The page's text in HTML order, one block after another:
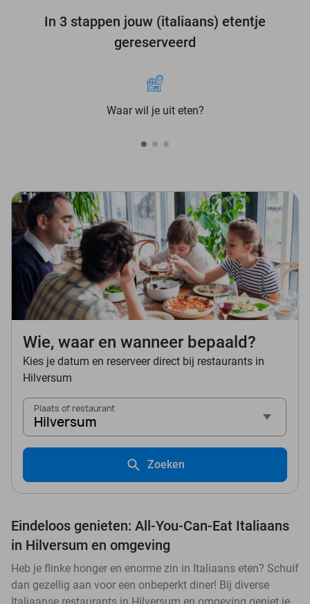
In 3 stappen jouw (italiaans) etentje
gereserveerd
Waar wil je uit eten?
Wie, waar en wanneer bepaald?
Kies je datum en reserveer direct bij restaurants in
Hilversum
Plaats of restaurant
Hilversum
Zoeken
Eindeloos genieten: All-You-Can-Eat Italiaans
in Hilversum en omgeving
Heb je flinke honger en enorme zin in Italiaans eten? Schuif
dan gezellig aan voor een onbeperkt diner! Bij diverse